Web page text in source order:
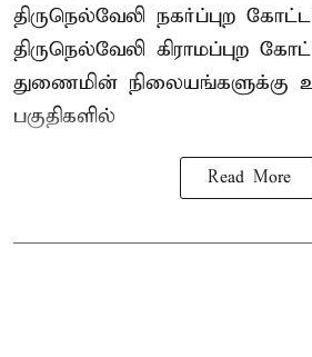
திருநெல்வேலி நகர்ப்புற
திருநெல்வேலி கிராமப்புற
துணைமின் நிலையங்களுக்கு
பகுதிகளில்
Read More